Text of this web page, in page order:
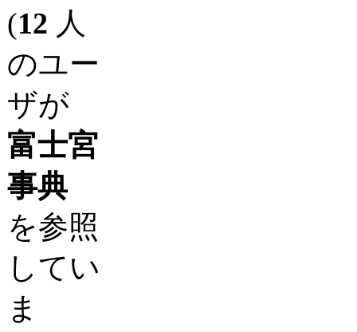
(12 人
のユー
ザが
富士宮
事典
を参照
してい
ま